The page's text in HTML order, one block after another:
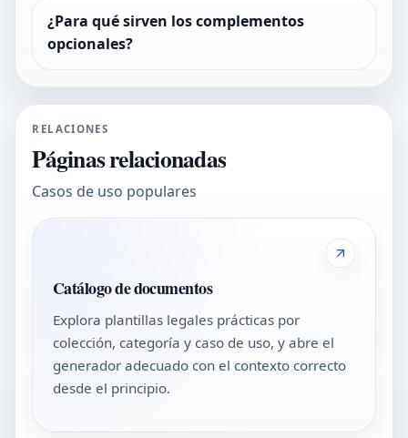
¿Para qué sirven los complementos
opcionales?
RELACIONES
Páginas relacionadas
Casos de uso populares
Catálogo de documentos
Explora plantillas legales prácticas por
colección, categoría y caso de uso, y abre el
generador adecuado con el contexto correcto
desde el principio.